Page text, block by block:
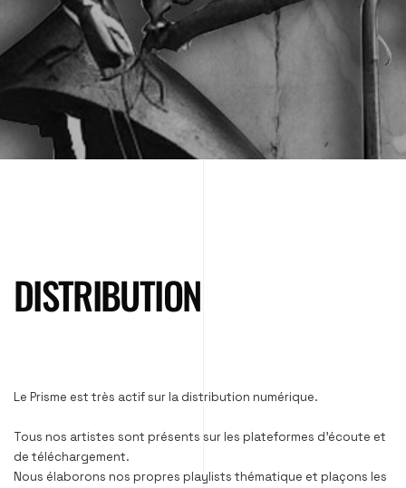
DISTRIBUTION
Le Prisme est très actif sur la distribution numérique.
Tous nos artistes sont présents sur les plateformes d’écoute et
de téléchargement.
Nous élaborons nos propres playlists thématique et plaçons les